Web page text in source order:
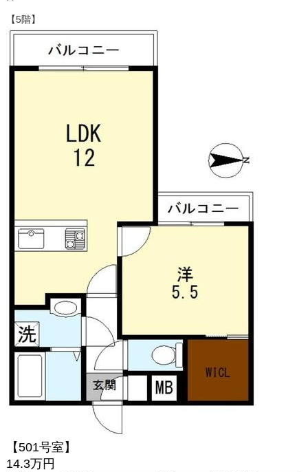
【5階】
【501号室】
14.3万円